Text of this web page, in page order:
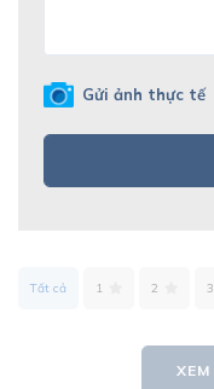
Gửi ảnh thực tế
Tất cả 1 2 3